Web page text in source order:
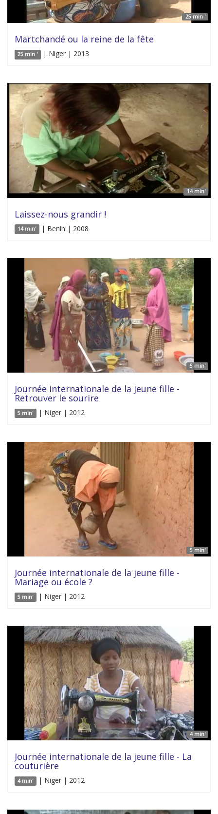
25 min '
Martchandé ou la reine de la fête
25 min ' | Niger | 2013
14 min'
Laissez-nous grandir !
14 min' | Benin | 2008
5 min'
Journée internationale de la jeune fille -
Retrouver le sourire
5 min' | Niger | 2012
5 min'
Journée internationale de la jeune fille -
Mariage ou école ?
5 min' | Niger | 2012
4 min'
Journée internationale de la jeune fille - La
couturière
4 min' | Niger | 2012